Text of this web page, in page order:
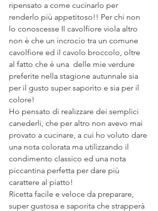
ripensato a come cucinarlo per
renderlo più appetitoso!! Per chi non
lo conoscesse Il cavolfiore viola altro
non è che un incrocio tra un comune
cavolfiore ed il cavolo broccolo, oltre
al fatto che è una  delle mie verdure
preferite nella stagione autunnale sia
per il gusto super saporito e sia per il
colore!
Ho pensato di realizzare dei semplici
canederli, che per altro non avevo mai
provato a cucinare, a cui ho voluto dare
una nota colorata ma utilizzando il
condimento classico ed una nota
piccantina perfetta per dare più
carattere al piatto!
Ricetta facile e veloce da preparare,
super gustosa e saporita che strapperà